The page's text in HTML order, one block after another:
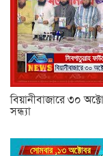
বিয়ানীবাজারে ৩০
সন্ধ্যা